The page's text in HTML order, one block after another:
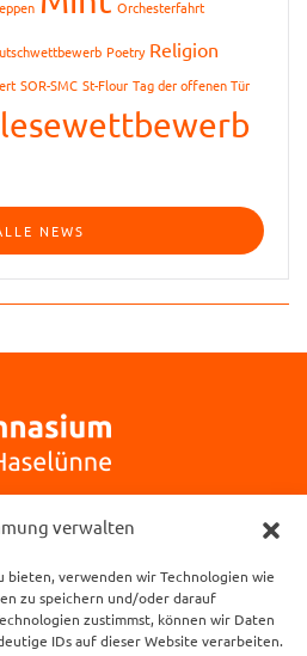
verwalten
bieten, verwenden wir Technologien wie
zu speichern und/oder darauf
zustimmst, können wir Daten
IDs auf dieser Website verarbeiten.
Orchesterfahrt
Poetry Religion
SOR-SMC St-Flour Tag der offenen Tür
NEWS